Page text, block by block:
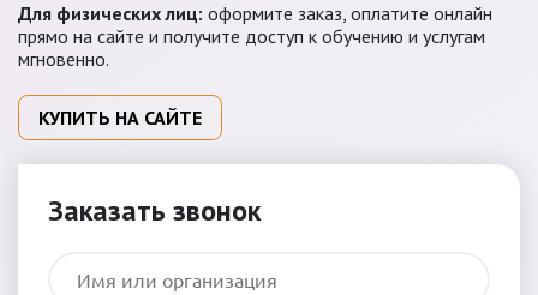
Для физических лиц: оформите заказ, оплатите онлайн
прямо на сайте и получите доступ к обучению и услугам
мгновенно.
КУПИТЬ НА САЙТЕ
Заказать звонок